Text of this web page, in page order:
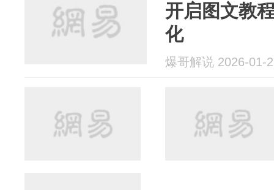
开启图文教
化
爆哥解说 2026-01-